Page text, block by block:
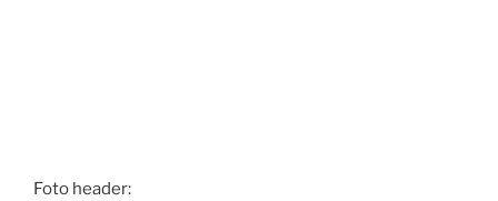
Foto header: